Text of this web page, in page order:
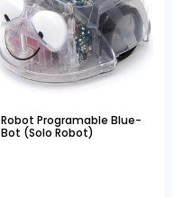
Robot Programable Blue-
Bot (Solo Robot)